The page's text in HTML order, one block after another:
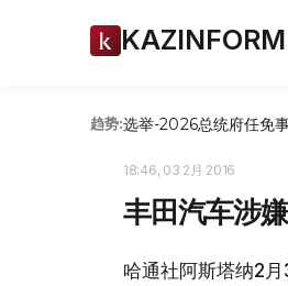
KAZINFORM
趋势:选举-2026总统府任免
18:46, 03 2月 2016
丰田汽车涉
哈通社阿斯塔纳2